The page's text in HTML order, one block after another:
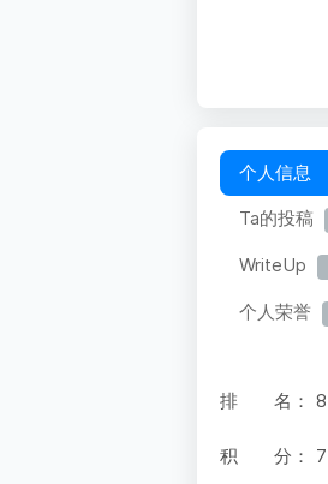
个人信息
Ta的投稿
WriteUp
个人荣誉
排 名：
积 分：